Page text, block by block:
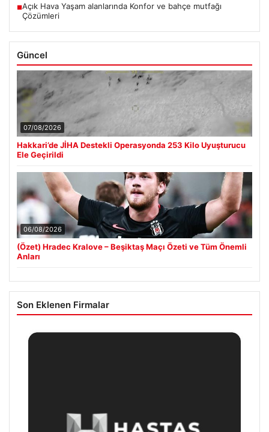
■Açık Hava Yaşam alanlarında Konfor ve bahçe mutfağı
Çözümleri
Güncel
07/08/2026
Hakkari’de JİHA Destekli Operasyonda 253 Kilo Uyuşturucu
Ele Geçirildi
06/08/2026
(Özet) Hradec Kralove – Beşiktaş Maçı Özeti ve Tüm Önemli
Anları
Son Eklenen Firmalar